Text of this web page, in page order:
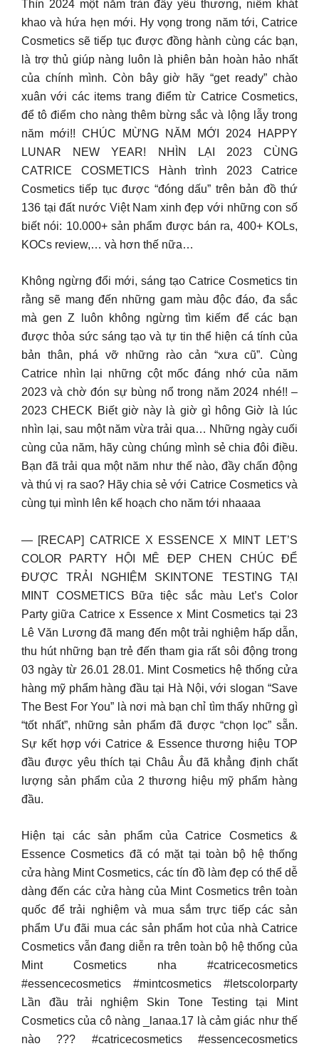
Thìn 2024 một năm tràn đầy yêu thương, niềm khát
khao và hứa hẹn mới. Hy vọng trong năm tới, Catrice
Cosmetics sẽ tiếp tục được đồng hành cùng các bạn,
là trợ thủ giúp nàng luôn là phiên bản hoàn hảo nhất
của chính mình. Còn bây giờ hãy “get ready” chào
xuân với các items trang điểm từ Catrice Cosmetics,
để tô điểm cho nàng thêm bừng sắc và lộng lẫy trong
năm mới!! CHÚC MỪNG NĂM MỚI 2024 HAPPY
LUNAR NEW YEAR! NHÌN LẠI 2023 CÙNG
CATRICE COSMETICS Hành trình 2023 Catrice
Cosmetics tiếp tục được “đóng dấu” trên bản đồ thứ
136 tại đất nước Việt Nam xinh đẹp với những con số
biết nói: 10.000+ sản phẩm được bán ra, 400+ KOLs,
KOCs review,… và hơn thế nữa…
Không ngừng đổi mới, sáng tạo Catrice Cosmetics tin
rằng sẽ mang đến những gam màu độc đáo, đa sắc
mà gen Z luôn không ngừng tìm kiếm để các bạn
được thỏa sức sáng tạo và tự tin thể hiện cá tính của
bản thân, phá vỡ những rào cản “xưa cũ”. Cùng
Catrice nhìn lại những cột mốc đáng nhớ của năm
2023 và chờ đón sự bùng nổ trong năm 2024 nhé!! –
2023 CHECK Biết giờ này là giờ gì hông Giờ là lúc
nhìn lại, sau một năm vừa trải qua… Những ngày cuối
cùng của năm, hãy cùng chúng mình sẻ chia đôi điều.
Bạn đã trải qua một năm như thế nào, đầy chấn động
và thú vị ra sao? Hãy chia sẻ với Catrice Cosmetics và
cùng tụi mình lên kế hoạch cho năm tới nhaaaa
— [RECAP] CATRICE X ESSENCE X MINT LET’S
COLOR PARTY HỘI MÊ ĐẸP CHEN CHÚC ĐỂ
ĐƯỢC TRẢI NGHIỆM SKINTONE TESTING TẠI
MINT COSMETICS Bữa tiệc sắc màu Let’s Color
Party giữa Catrice x Essence x Mint Cosmetics tại 23
Lê Văn Lương đã mang đến một trải nghiệm hấp dẫn,
thu hút những bạn trẻ đến tham gia rất sôi động trong
03 ngày từ 26.01 28.01. Mint Cosmetics hệ thống cửa
hàng mỹ phẩm hàng đầu tại Hà Nội, với slogan “Save
The Best For You” là nơi mà bạn chỉ tìm thấy những gì
“tốt nhất”, những sản phẩm đã được “chọn lọc” sẵn.
Sự kết hợp với Catrice & Essence thương hiệu TOP
đầu được yêu thích tại Châu Âu đã khẳng định chất
lượng sản phẩm của 2 thương hiệu mỹ phẩm hàng
đầu.
Hiện tại các sản phẩm của Catrice Cosmetics &
Essence Cosmetics đã có mặt tại toàn bộ hệ thống
cửa hàng Mint Cosmetics, các tín đồ làm đẹp có thể dễ
dàng đến các cửa hàng của Mint Cosmetics trên toàn
quốc để trải nghiệm và mua sắm trực tiếp các sản
phẩm Ưu đãi mua các sản phẩm hot của nhà Catrice
Cosmetics vẫn đang diễn ra trên toàn bộ hệ thống của
Mint Cosmetics nha #catricecosmetics
#essencecosmetics #mintcosmetics #letscolorparty
Lần đầu trải nghiệm Skin Tone Testing tại Mint
Cosmetics của cô nàng _lanaa.17 là cảm giác như thế
nào ??? #catricecosmetics #essencecosmetics